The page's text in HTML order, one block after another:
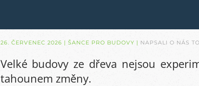
26. ČERVENEC 2026 | ŠANCE PRO BUDOVY | NAPSALI O NÁS
Velké budovy ze dřeva nejsou
tahounem změny.